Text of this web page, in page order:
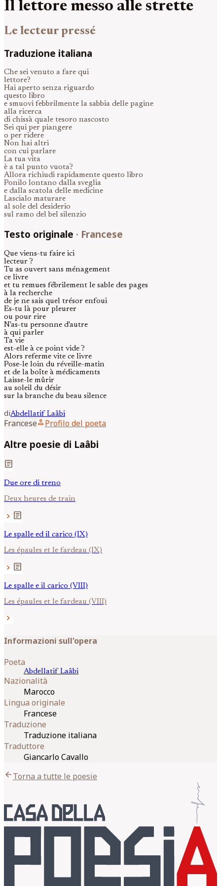
Il lettore messo alle strette
Le lecteur pressé
Traduzione italiana
Che sei venuto a fare qui
lettore?
Hai aperto senza riguardo
questo libro
e smuovi febbrilmente la sabbia delle pagine
alla ricerca
di chissà quale tesoro nascosto
Sei qui per piangere
o per ridere
Non hai altri
con cui parlare
La tua vita
è a tal punto vuota?
Allora richiudi rapidamente questo libro
Ponilo lontano dalla sveglia
e dalla scatola delle medicine
Lascialo maturare
al sole del desiderio
sul ramo del bel silenzio
Testo originale · Francese
Que viens-tu faire ici
lecteur ?
Tu as ouvert sans ménagement
ce livre
et tu remues fébrilement le sable des pages
à la recherche
de je ne sais quel trésor enfoui
Es-tu là pour pleurer
ou pour rire
N'as-tu personne d'autre
à qui parler
Ta vie
est-elle à ce point vide ?
Alors referme vite ce livre
Pose-le loin du réveille-matin
et de la boîte à médicaments
Laisse-le mûrir
au soleil du désir
sur la branche du beau silence
diAbdellatif Laâbi
Franceseperson Profilo del poeta
Altre poesie di Laâbi
article
Due ore di treno
Deux heures de train
chevron_right article
Le spalle ed il carico (IX)
Les épaules et le fardeau (IX)
chevron_right article
Le spalle e il carico (VIII)
Les épaules et le fardeau (VIII)
chevron_right
Informazioni sull'opera
Poeta
Abdellatif Laâbi
Nazionalità
Marocco
Lingua originale
Francese
Traduzione
Traduzione italiana
Traduttore
Giancarlo Cavallo
arrow_backTorna a tutte le poesie